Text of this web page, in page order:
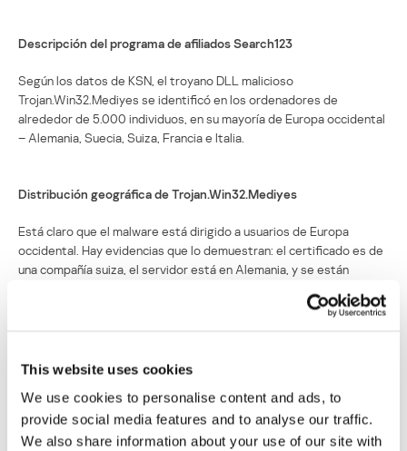
This website uses cookies
We use cookies to personalise content and ads, to
provide social media features and to analyse our traffic.
We also share information about your use of our site with
Descripción del programa de afiliados Search123
Según los datos de KSN, el troyano DLL malicioso
Trojan.Win32.Mediyes se identificó en los ordenadores de
alrededor de 5.000 individuos, en su mayoría de Europa occidental
– Alemania, Suecia, Suiza, Francia e Italia.
Distribución geográfica de Trojan.Win32.Mediyes
Está claro que el malware está dirigido a usuarios de Europa
occidental. Hay evidencias que lo demuestran: el certificado es de
una compañía suiza, el servidor está en Alemania, y se están
Mediyes – El dropper con una firma digital
válida